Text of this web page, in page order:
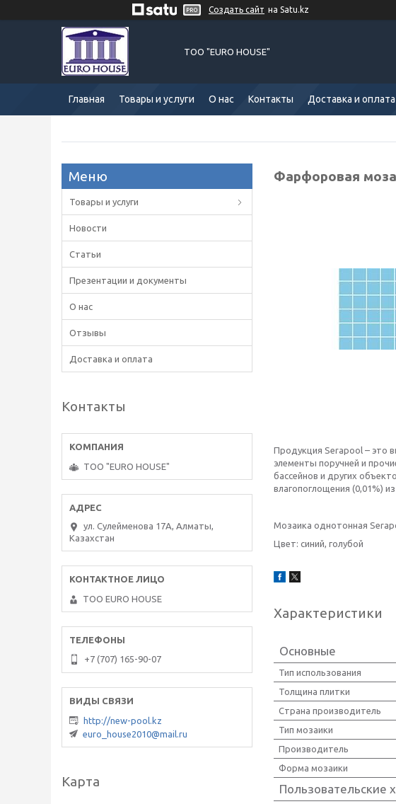
Создать сайт на Satu.kz
ТОО "EURO HOUSE"
Главная Товары и услуги О нас Контакты Доставка и оплата
Фарфоровая
Продукция Serapool – это
элементы поручней и
бассейнов и других
влагопоглощения (0,01%)
Мозаика однотонная
Цвет: синий, голубой
Характеристики
Основные
Тип использования
Толщина плитки
Страна производитель
Тип мозаики
Производитель
Форма мозаики
Пользовательские
Товары и услуги
Новости
Статьи
Презентации и документы
О нас
Отзывы
Доставка и оплата
Контакты
ТОО "EURO HOUSE"
ул. Сулейменова 17А, Алматы,
Казахстан
ТОО EURO HOUSE
+7 (707) 165-90-07
http://new-pool.kz
euro_house2010@mail.ru
Карта